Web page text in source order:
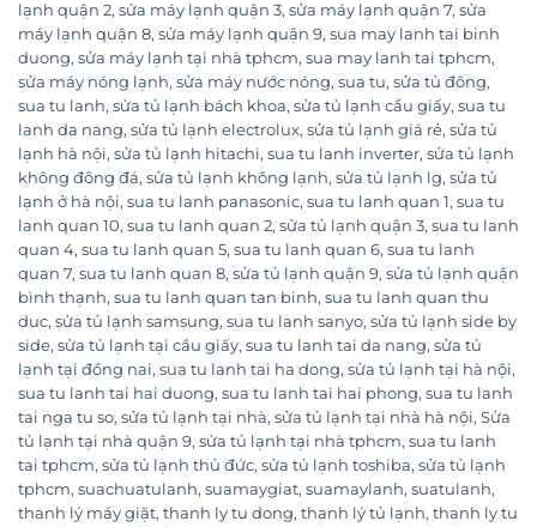
lạnh quận 2, sửa máy lạnh quận 3, sửa máy lạnh quận 7, sửa
máy lạnh quận 8, sửa máy lạnh quận 9, sua may lanh tai binh
duong, sửa máy lạnh tại nhà tphcm, sua may lanh tai tphcm,
sửa máy nóng lạnh, sửa máy nước nóng, sua tu, sửa tủ đông,
sua tu lanh, sửa tủ lạnh bách khoa, sửa tủ lạnh cầu giấy, sua tu
lanh da nang, sửa tủ lạnh electrolux, sửa tủ lạnh giá rẻ, sửa tủ
lạnh hà nội, sửa tủ lạnh hitachi, sua tu lanh inverter, sửa tủ lạnh
không đông đá, sửa tủ lạnh không lạnh, sửa tủ lạnh lg, sửa tủ
lạnh ở hà nội, sua tu lanh panasonic, sua tu lanh quan 1, sua tu
lanh quan 10, sua tu lanh quan 2, sửa tủ lạnh quận 3, sua tu lanh
quan 4, sua tu lanh quan 5, sua tu lanh quan 6, sua tu lanh
quan 7, sua tu lanh quan 8, sửa tủ lạnh quận 9, sửa tủ lạnh quận
bình thạnh, sua tu lanh quan tan binh, sua tu lanh quan thu
duc, sửa tủ lạnh samsung, sua tu lanh sanyo, sửa tủ lạnh side by
side, sửa tủ lạnh tại cầu giấy, sua tu lanh tai da nang, sửa tủ
lạnh tại đồng nai, sua tu lanh tai ha dong, sửa tủ lạnh tại hà nội,
sua tu lanh tai hai duong, sua tu lanh tai hai phong, sua tu lanh
tai nga tu so, sửa tủ lạnh tại nhà, sửa tủ lạnh tại nhà hà nội, Sửa
tủ lạnh tại nhà quận 9, sửa tủ lạnh tại nhà tphcm, sua tu lanh
tai tphcm, sửa tủ lạnh thủ đức, sửa tủ lạnh toshiba, sửa tủ lạnh
tphcm, suachuatulanh, suamaygiat, suamaylanh, suatulanh,
thanh lý máy giặt, thanh ly tu dong, thanh lý tủ lạnh, thanh ly tu